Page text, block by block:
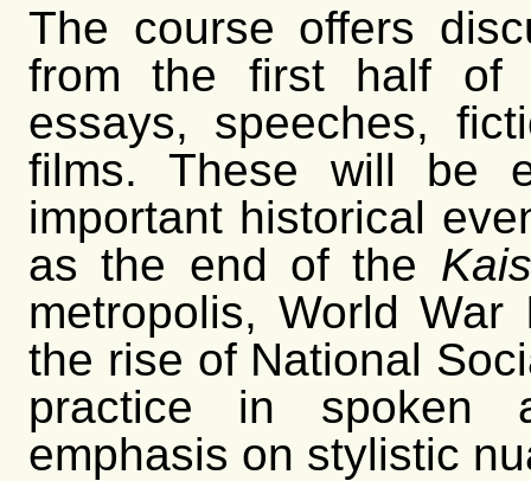
The course offers
from the first half of
essays, speeches,
films. These will be
important historical
as the end of the
metropolis, World
the rise of National
practice in spoken
emphasis on stylistic